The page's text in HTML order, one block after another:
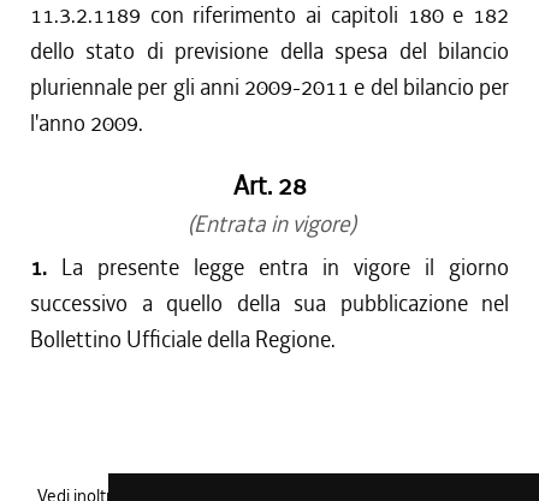
11.3.2.1189 con riferimento ai capitoli 180 e 182
dello stato di previsione della spesa del bilancio
pluriennale per gli anni 2009-2011 e del bilancio per
l'anno 2009.
Art. 28
(Entrata in vigore)
1. La presente legge entra in vigore il giorno
successivo a quello della sua pubblicazione nel
Bollettino Ufficiale della Regione.
Vedi inoltre